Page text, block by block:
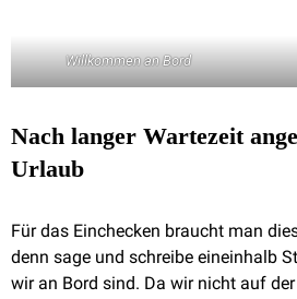
Willkommen an Bord
Nach langer Wartezeit
Urlaub
Für das Einchecken braucht man
denn sage und schreibe eineinhalb
wir an Bord sind. Da wir nicht auf